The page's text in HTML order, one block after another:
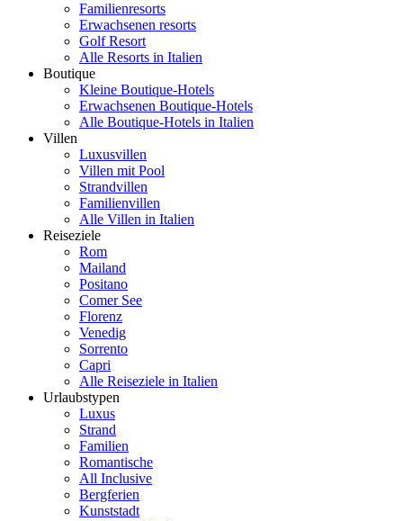
Familienresorts
Erwachsenen resorts
Golf Resort
Alle Resorts in Italien
Boutique
Kleine Boutique-Hotels
Erwachsenen Boutique-Hotels
Alle Boutique-Hotels in Italien
Villen
Luxusvillen
Villen mit Pool
Strandvillen
Familienvillen
Alle Villen in Italien
Reiseziele
Rom
Mailand
Positano
Comer See
Florenz
Venedig
Sorrento
Capri
Alle Reiseziele in Italien
Urlaubstypen
Luxus
Strand
Familien
Romantische
All Inclusive
Bergferien
Kunststadt